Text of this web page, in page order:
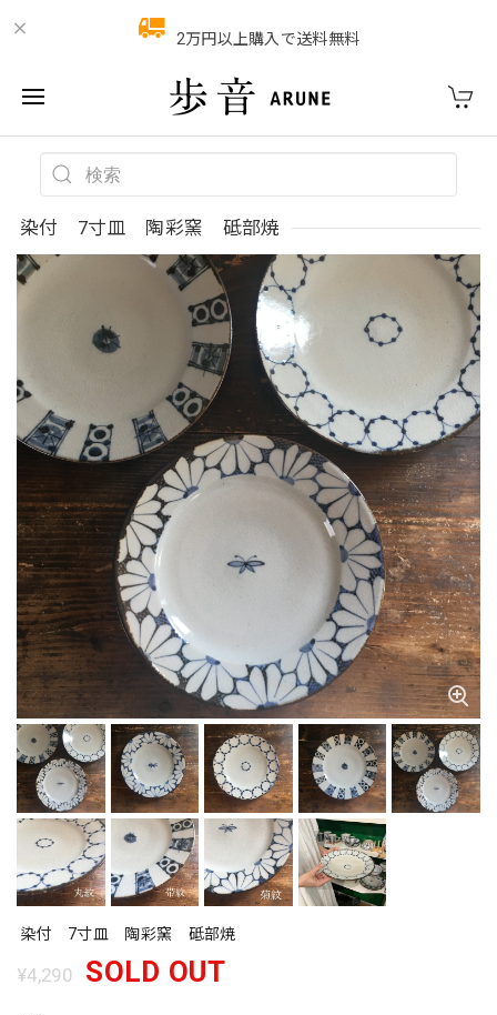
2万円以上購入で送料無料
染付 7寸皿 陶彩窯 砥部焼
染付 7寸皿 陶彩窯 砥部焼
¥4,290 SOLD OUT